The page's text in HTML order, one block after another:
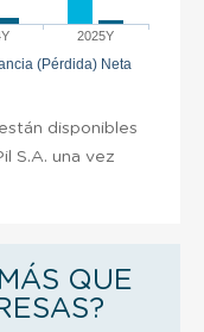
2025Y
(Pérdida) Neta
disponibles
S.A. una vez
QUE